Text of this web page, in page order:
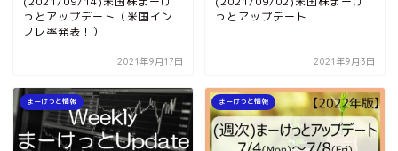
っとアップデート（米国イン
フレ率発表！）
2021年9月17日
っとアップデート
2021年9月3日
まーけっと情報 まーけっと情報